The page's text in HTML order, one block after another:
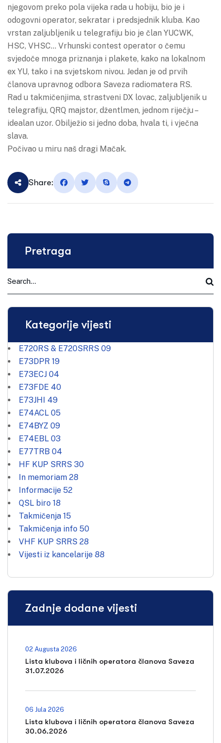
njegovom preko pola vijeka rada u hobiju, bio je i
odogovni operator, sekratar i predsjednik kluba. Kao
vrstan zaljubljenik u telegrafiju bio je član YUCWK,
HSC, VHSC… Vrhunski contest operator o čemu
svjedoče mnoga priznanja i plakete, kako na lokalnom
ex YU, tako i na svjetskom nivou. Jedan je od prvih
članova upravnog odbora Saveza radiomatera RS.
Rad u takmičenjima, strastveni DX lovac, zaljubljenik u
telegrafiju, QRQ majstor, džentlmen, jednom riječju –
idealan uzor. Obilježio si jedno doba, hvala ti, i vječna
slava.
Počivao u miru naš dragi Mačak.
Share:
Pretraga
Kategorije vijesti
E720RS & E720SRRS 09
E73DPR 19
E73ECJ 04
E73FDE 40
E73JHI
49
E74ACL 05
E74BYZ 09
E74EBL 03
E77TRB 04
HF KUP SRRS 30
In memoriam 28
Informacije 52
QSL biro 18
Takmičenja 15
Takmičenja info 50
VHF KUP SRRS 28
Vijesti iz kancelarije 88
Zadnje dodane vijesti
02 Augusta 2026
Lista klubova i ličnih operatora članova Saveza
31.07.2026
06 Jula 2026
Lista klubova i ličnih operatora članova Saveza
30.06.2026